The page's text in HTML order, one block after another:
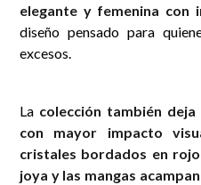
elegante y femenina con
diseño pensado para
excesos.
La colección también
con mayor impacto
cristales bordados en
joya y las mangas